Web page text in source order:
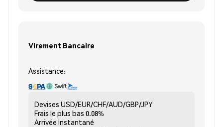
Virement Bancaire
Assistance:
Devises USD/EUR/CHF/AUD/GBP/JPY
Frais le plus bas 0.08%
Arrivée Instantané